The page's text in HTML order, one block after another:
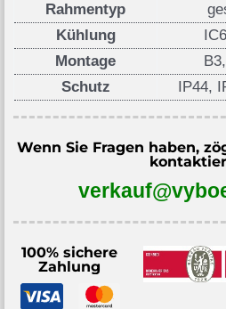
Rahmentyp
Kühlung
Montage
Schutz
IP44,
Wenn Sie Fragen haben,
100% sichere
Zahlung